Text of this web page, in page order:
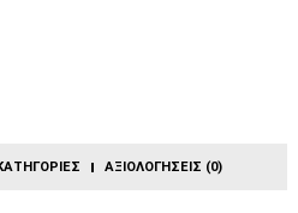
ΑΞΙΟΛΟΓΉΣΕΙΣ (0)